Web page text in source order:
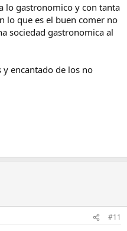
lo gastronomico y con tanta
lo que es el buen comer no
sociedad gastronomica al
y encantado de los no
#11